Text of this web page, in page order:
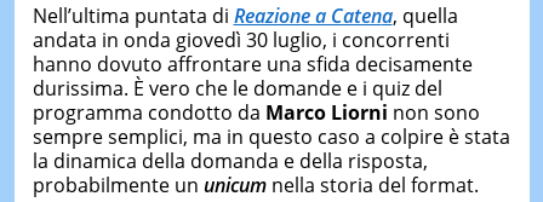
Nell’ultima puntata di Reazione a Catena, quella
andata in onda giovedì 30 luglio, i concorrenti
hanno dovuto affrontare una sfida decisamente
durissima. È vero che le domande e i quiz del
programma condotto da Marco Liorni non sono
sempre semplici, ma in questo caso a colpire è stata
la dinamica della domanda e della risposta,
probabilmente un unicumnella storia del format.